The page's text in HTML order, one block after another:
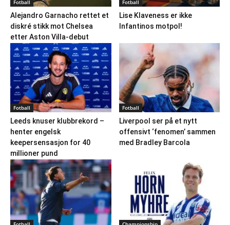
Fotball
Alejandro Garnacho rettet et
diskré stikk mot Chelsea
etter Aston Villa-debut
Fotball
Lise Klaveness er ikke
Infantinos motpol!
Fotball
Leeds knuser klubbrekord –
henter engelsk
keepersensasjon for 40
millioner pund
Fotball
Liverpool ser på et nytt
offensivt ‘fenomen’ sammen
med Bradley Barcola